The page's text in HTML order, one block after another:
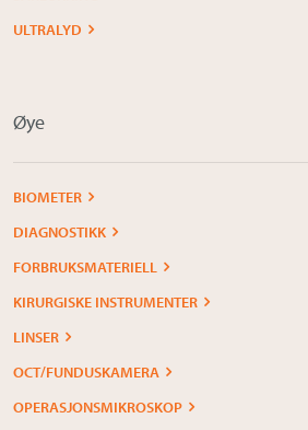
ULTRALYD
Øye
BIOMETER
DIAGNOSTIKK
FORBRUKSMATERIELL
KIRURGISKE INSTRUMENTER
LINSER
OCT/FUNDUSKAMERA
OPERASJONSMIKROSKOP